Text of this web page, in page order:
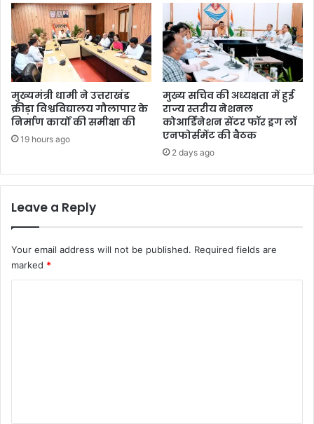
मुख्यमंत्री धामी ने उत्तराखंड
क्रीड़ा विश्वविद्यालय गौलापार के
निर्माण कार्यों की समीक्षा की
19 hours ago
मुख्य सचिव की अध्यक्षता में हुई
राज्य स्तरीय नेशनल
कोआर्डिनेशन सेंटर फॉर ड्रग लॉ
एनफोर्समेंट की बैठक
2 days ago
Leave a Reply
Your email address will not be published. Required fields are
marked *